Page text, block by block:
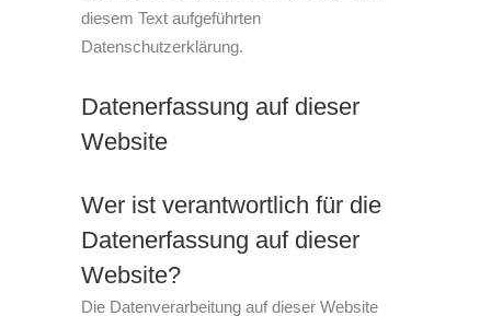
diesem Text aufgeführten
Datenschutzerklärung.
Datenerfassung auf dieser
Website
Wer ist verantwortlich für die
Datenerfassung auf dieser
Website?
Die Datenverarbeitung auf dieser Website